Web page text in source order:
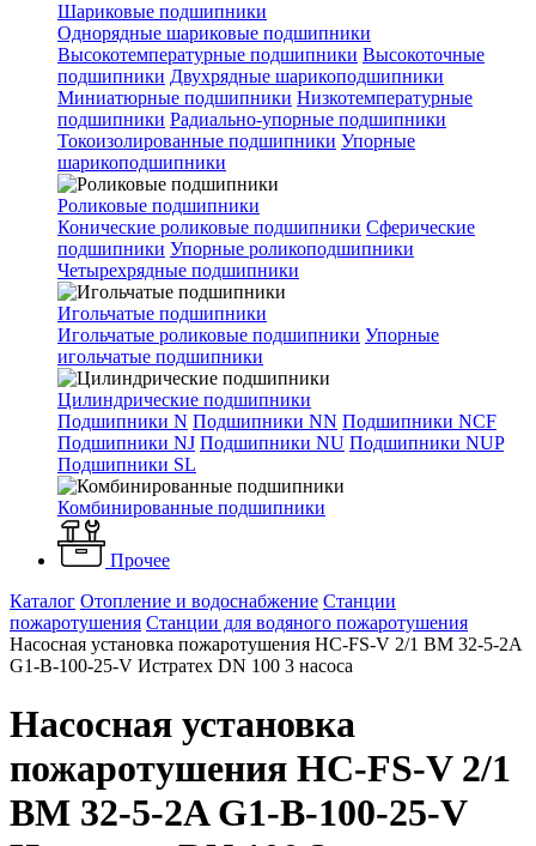
Шариковые подшипники
Однорядные шариковые подшипники
Высокотемпературные подшипники Высокоточные
подшипники Двухрядные шарикоподшипники
Миниатюрные подшипники Низкотемпературные
подшипники Радиально-упорные подшипники
Токоизолированные подшипники Упорные
шарикоподшипники
Роликовые подшипники
Конические роликовые подшипники Сферические
подшипники Упорные роликоподшипники
Четырехрядные подшипники
Игольчатые подшипники
Игольчатые роликовые подшипники Упорные
игольчатые подшипники
Цилиндрические подшипники
Подшипники N Подшипники NN Подшипники NCF
Подшипники NJ Подшипники NU Подшипники NUP
Подшипники SL
Комбинированные подшипники
Прочее
Каталог Отопление и водоснабжение Станции
пожаротушения Станции для водяного пожаротушения
Насосная установка пожаротушения HC-FS-V 2/1 BM 32-5-2A
G1-B-100-25-V Истратех DN 100 3 насоса
Насосная установка
пожаротушения HC-FS-V 2/1
BM 32-5-2A G1-B-100-25-V